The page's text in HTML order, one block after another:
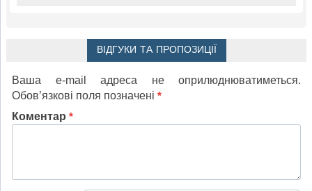
ВІДГУКИ ТА ПРОПОЗИЦІЇ
Ваша e-mail адреса не оприлюднюватиметься.
Обов’язкові поля позначені *
Коментар *